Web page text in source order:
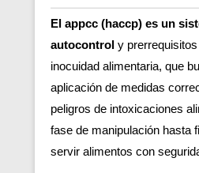
El appcc (haccp) es un
autocontrol y
inocuidad alimentaria, que
aplicación de medidas
peligros de intoxicaciones
fase de manipulación hasta
servir alimentos con